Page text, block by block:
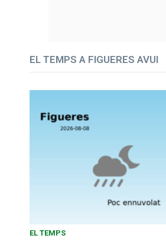
EL TEMPS A FIGUERES AVUI
EL TEMPS